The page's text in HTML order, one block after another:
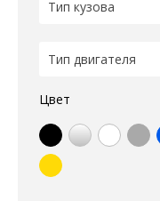
Цвет